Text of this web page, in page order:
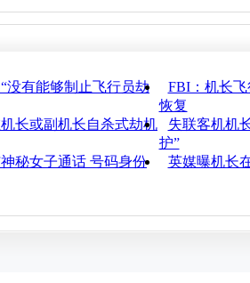
没有能够制止飞行员劫
FBI：机长
恢复
长或副机长自杀式劫机
失联客机机
护”
秘女子通话 号码身份
英媒曝机长